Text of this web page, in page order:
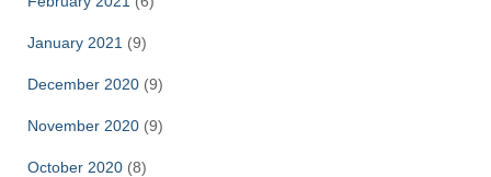
January 2021 (9)
December 2020 (9)
November 2020 (9)
October 2020 (8)